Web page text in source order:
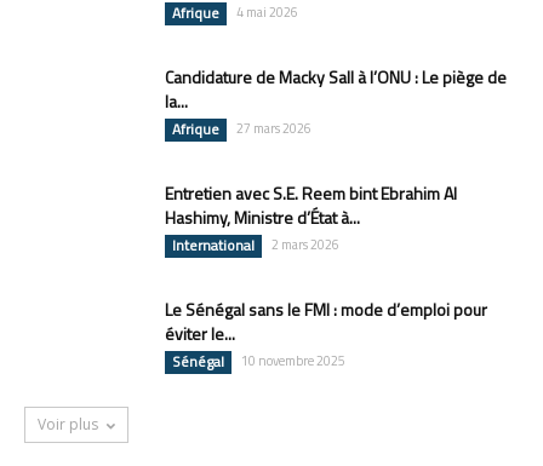
Afrique 4 mai 2026
Candidature de Macky Sall à l’ONU : Le piège de
la...
Afrique 27 mars 2026
Entretien avec S.E. Reem bint Ebrahim Al
Hashimy, Ministre d’État à...
International 2 mars 2026
Le Sénégal sans le FMI : mode d’emploi pour
éviter le...
Sénégal 10 novembre 2025
Voir plus